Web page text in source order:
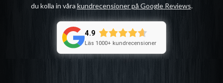
du kolla in våra kundrecensioner på Google Reviews.
4.9
Läs 1000+ kundrecensioner